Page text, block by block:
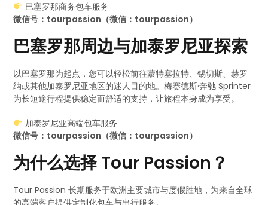
巴塞罗那商务包车服务
微信号：tourpassion（微信：tourpassion）
巴塞罗那周边与加泰罗尼亚探索
以巴塞罗那为起点，您可以轻松前往蒙特塞拉特、锡切斯、赫罗
纳或其他加泰罗尼亚地区的迷人目的地。梅赛德斯·奔驰 Sprinter
为长短途行程提供稳定而舒适的支持，让旅程本身成为享受。
加泰罗尼亚高端包车服务
微信号：tourpassion（微信：tourpassion）
为什么选择 Tour Passion？
Tour Passion 长期服务于欧洲主要城市与度假胜地，为来自全球
的高端客户提供定制化包车与出行服务。